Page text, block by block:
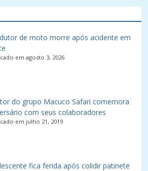
de moto morre após acidente em
em agosto 3, 2026
do grupo Macuco Safari comemora
com seus colaboradores
em julho 21, 2019
fica ferida após colidir patinete